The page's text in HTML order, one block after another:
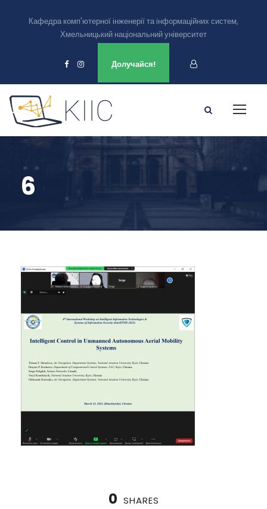
Кафедра комп'ютерної інженерії та інформаційних систем,
Хмельницький національний університет
Долучайся!
6
0 SHARES